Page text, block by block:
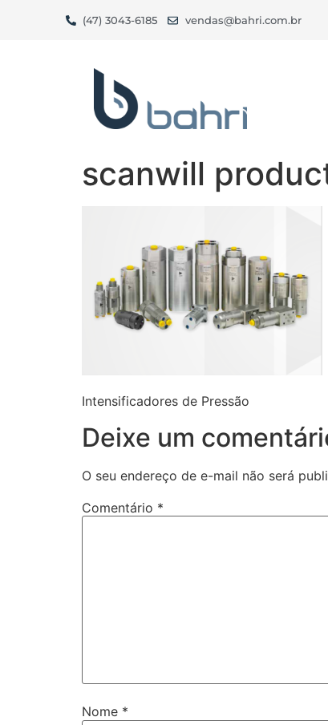
(47) 3043-6185 vendas@bahri.com.br
scanwill
Intensificadores de Pressão
Deixe um
O seu endereço de e-mail não será
Comentário *
Nome *